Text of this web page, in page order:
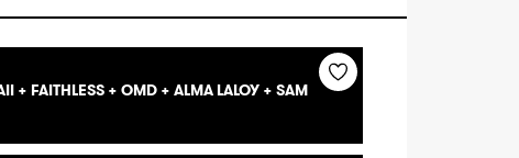
+ FAITHLESS + OMD + ALMA LALOY + SAM